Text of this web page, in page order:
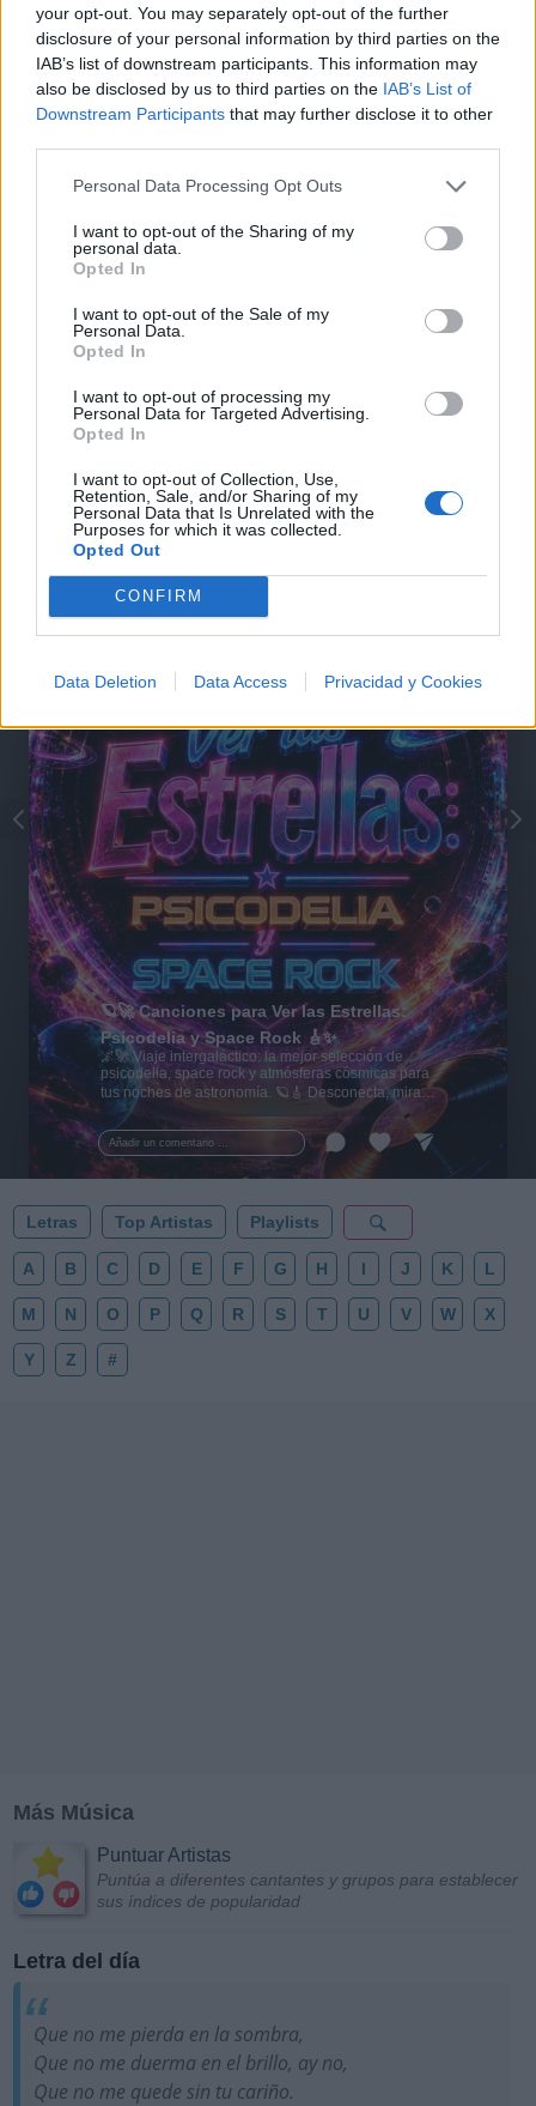
your opt-out. You may separately opt-out of the further
disclosure of your personal information by third parties on the
IAB’s list of downstream participants. This information may
also be disclosed by us to third parties on the IAB’s List of
Downstream Participants that may further disclose it to other
Personal Data Processing Opt Outs
I want to opt-out of the Sharing of my
personal data.
Opted In
I want to opt-out of the Sale of my
Personal Data.
Opted In
I want to opt-out of processing my
Personal Data for Targeted Advertising.
Opted In
I want to opt-out of Collection, Use,
Retention, Sale, and/or Sharing of my
Personal Data that Is Unrelated with the
Purposes for which it was collected.
Opted Out
CONFIRM
Data Deletion Data Access Privacidad y Cookies
Comentar Letra
Vasallo o 'Prometedores naufragios'
Ver perfil
@musicapuntocom Ver perfil
Añadir un comentario ...
🪐🚀 Canciones para Ver las Estrellas:
Psicodelia y Space Rock 🎸✨
🌌🚀 Viaje intergaláctico: la mejor selección de
psicodelia, space rock y atmósferas cósmicas para
tus noches de astronomía. 🪐🎸 Desconecta, mira
al firmamento y siente la gravedad cero. 💾 ¡Guarda
esta colección para tu próxima noche estrellada!
✨⭐
Letras Top Artistas Playlists
A B C D E F G H I J K L
M N O P Q R S T U V W X
Y Z #
Más Música
Puntuar Artistas
Puntúa a diferentes cantantes y grupos para establecer
sus índices de popularidad
Letra del día
Que no me pierda en la sombra,
Que no me duerma en el brillo, ay no,
Que no me quede sin tu cariño.